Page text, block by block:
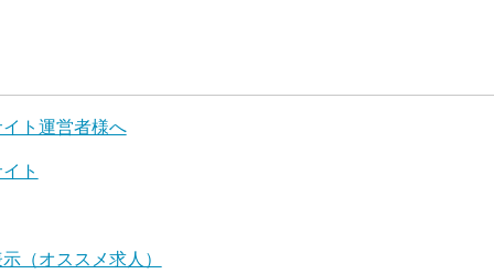
ト運営者様へ
ト
（オススメ求人）